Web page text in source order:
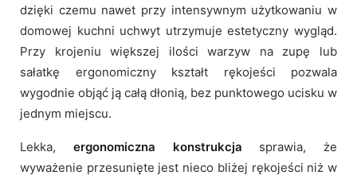
dzięki czemu nawet przy intensywnym użytkowaniu w
domowej kuchni uchwyt utrzymuje estetyczny wygląd.
Przy krojeniu większej ilości warzyw na zupę lub
sałatkę ergonomiczny kształt rękojeści pozwala
wygodnie objąć ją całą dłonią, bez punktowego ucisku w
jednym miejscu.
Lekka, ergonomiczna konstrukcja sprawia, że
wyważenie przesunięte jest nieco bliżej rękojeści niż w